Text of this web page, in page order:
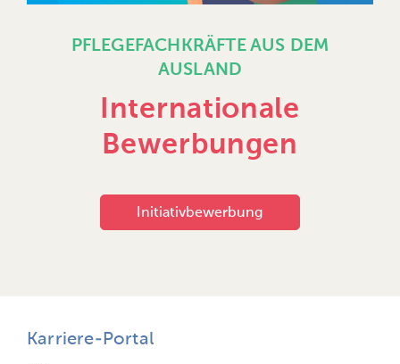
PFLEGEFACHKRÄFTE AUS DEM
AUSLAND
Internationale
Bewerbungen
Initiativbewerbung
Karriere-Portal